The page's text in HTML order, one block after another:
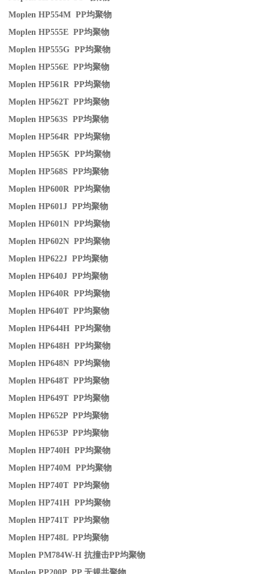
Moplen HP554M PP均聚物
Moplen HP555E PP均聚物
Moplen HP555G PP均聚物
Moplen HP556E PP均聚物
Moplen HP561R PP均聚物
Moplen HP562T PP均聚物
Moplen HP563S PP均聚物
Moplen HP564R PP均聚物
Moplen HP565K PP均聚物
Moplen HP568S PP均聚物
Moplen HP600R PP均聚物
Moplen HP601J PP均聚物
Moplen HP601N PP均聚物
Moplen HP602N PP均聚物
Moplen HP622J PP均聚物
Moplen HP640J PP均聚物
Moplen HP640R PP均聚物
Moplen HP640T PP均聚物
Moplen HP644H PP均聚物
Moplen HP648H PP均聚物
Moplen HP648N PP均聚物
Moplen HP648T PP均聚物
Moplen HP649T PP均聚物
Moplen HP652P PP均聚物
Moplen HP653P PP均聚物
Moplen HP740H PP均聚物
Moplen HP740M PP均聚物
Moplen HP740T PP均聚物
Moplen HP741H PP均聚物
Moplen HP741T PP均聚物
Moplen HP748L PP均聚物
Moplen PM784W-H抗撞击PP均聚物